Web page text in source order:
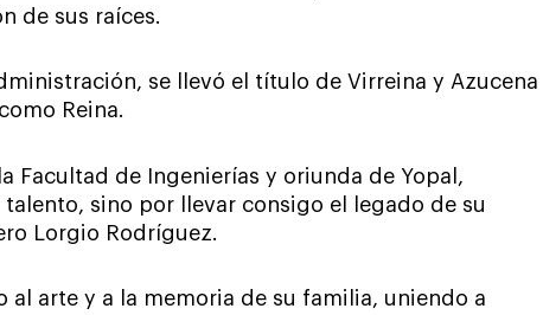
de sus raíces.
se llevó el título de Virreina y Azucena
Reina.
Facultad de Ingenierías y oriunda de Yopal,
sino por llevar consigo el legado de su
Lorgio Rodríguez.
arte y a la memoria de su familia, uniendo a